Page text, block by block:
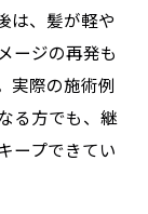
は、髪が軽や
ージの再発も
実際の施術例
る方でも、継
ープできてい